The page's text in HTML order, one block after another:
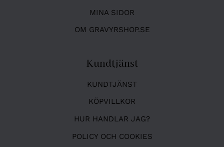
MINA SIDOR
OM GRAVYRSHOP.SE
Kundtjänst
KUNDTJÄNST
KÖPVILLKOR
HUR HANDLAR JAG?
POLICY OCH COOKIES